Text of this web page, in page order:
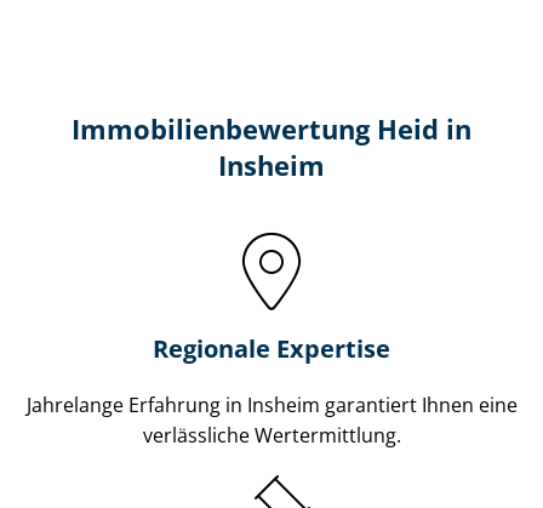
Immobilien­bewertung Heid in
Insheim
Regionale Expertise
Jahrelange Erfahrung in Insheim garantiert Ihnen eine
verlässliche Wertermittlung.